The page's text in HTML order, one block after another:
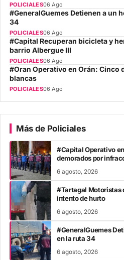
POLICIALES06 Ago
#GeneralGuemes Detienen a un
34
POLICIALES06 Ago
#Capital Recuperan bicicleta y
barrio Albergue III
POLICIALES06 Ago
#Oran Operativo en Orán: Cinco
blancas
POLICIALES06 Ago
Más de Policiales
#Capital Operativo
demorados por
6 agosto, 2026
#Tartagal Motoristas
intento de hurto
6 agosto, 2026
#GeneralGuemes
en la ruta 34
6 agosto, 2026